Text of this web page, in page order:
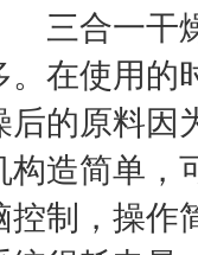
合一干燥
。在使用的
后的原料因
构造简单，
控制，操作